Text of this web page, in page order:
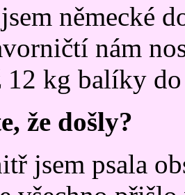
německé
nám
12 kg balíky
že došly?
jsem psala